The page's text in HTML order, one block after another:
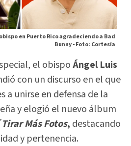
en Puerto Rico agradeciendo a Bad
Bunny -Foto: Cortesía
el obispoÁngel Luis
con un discurso en el que
a unirse en defensa de la
y elogió el nuevo álbum
Más Fotos, destacando
y pertenencia.